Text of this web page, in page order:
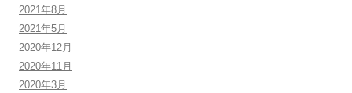
2021年8月
2021年5月
2020年12月
2020年11月
2020年3月